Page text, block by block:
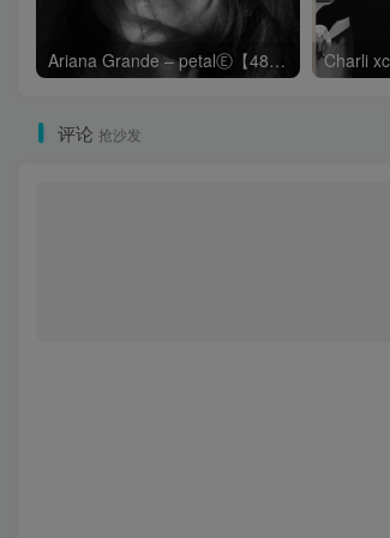
Ariana Grande – petalⒺ【48kHz／24bit】英国区
评论 抢沙发